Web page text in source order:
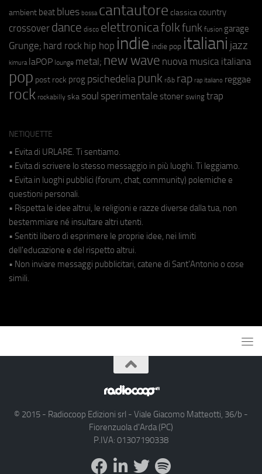
ambient beat blues bossa cantautore classica country
crossover dance disco elettronicafolkfunk fusion garage
Grunge; hard rock hip hop indie indie pop italiani jazz
kimura laPOP lounge metal; new wave nuova musica italiana
pop post rock prog psichedeliapunk r&b rap rap italiano reggae
rock rockabilly ska soul sperimentale stoner swing trap
NETIQUETTE
• Evita di URLARE. Ti sentiamo.
• Evita di scrivere lo stesso messaggio in più luoghi. Ti leggiamo.
• Evita in luoghi pubblici (forum, chat, community) polemiche e
questioni personali.
• Rispetta le idee altrui, le religioni e razze diverse dalla tua, non
bestemmiare né insultare altri utenti.
• Sentiti libero di esprimere le proprie idee, nei limiti
dell'educazione e del rispetto altrui.
• Non inviare messaggi pubblicitari, catene di Sant'Antonio o cose
simili.
© 2015 - Radiocoop Edizioni srl - Viale Giacomo Matteotti, 36/b -
Fiorenzuola d'Arda (PC)
P.IVA: 01307190338